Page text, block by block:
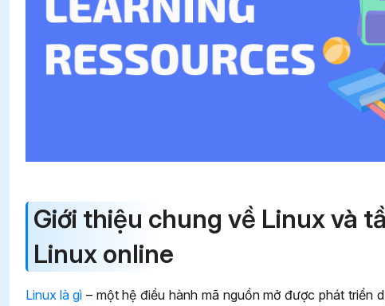
Giới thiệu chung về Linux và
Linux online
Linux là gì – một hệ điều hành mã nguồn mở được phát triển